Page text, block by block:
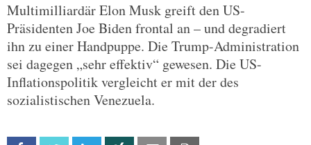
Multimilliardär Elon Musk greift den US-
Präsidenten Joe Biden frontal an – und degradiert
ihn zu einer Handpuppe. Die Trump-Administration
sei dagegen „sehr effektiv“ gewesen. Die US-
Inflationspolitik vergleicht er mit der des
sozialistischen Venezuela.